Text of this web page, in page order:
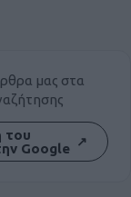
μας στα
του
Google ↗